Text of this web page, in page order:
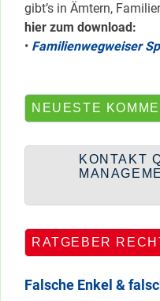
gibt’s in Ämtern,
hier zum download:
• Familienwegweiser
NEUESTE
KONTAKT
RATGEBER
Falsche Enkel &